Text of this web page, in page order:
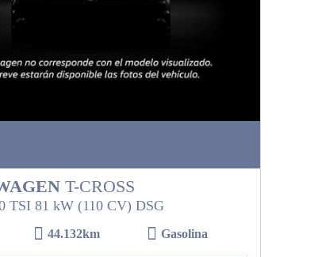
T-CROSS
TSI 81 kW (110 CV) DSG
44.132km Gasolina